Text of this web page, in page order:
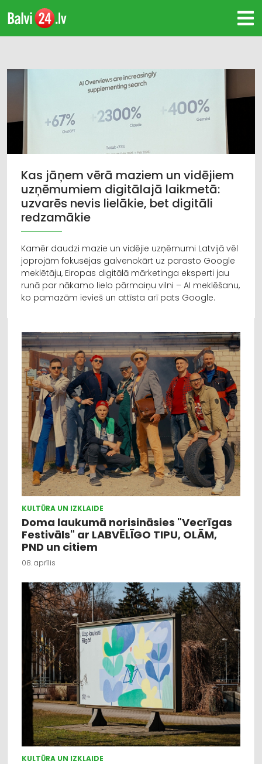
Kas jāņem vērā maziem un vidējiem
uzņēmumiem digitālajā laikmetā:
uzvarēs nevis lielākie, bet digitāli
redzamākie
Kamēr daudzi mazie un vidējie uzņēmumi Latvijā vēl
joprojām fokusējas galvenokārt uz parasto Google
meklētāju, Eiropas digitālā mārketinga eksperti jau
runā par nākamo lielo pārmaiņu vilni – AI meklēšanu,
ko pamazām ievieš un attīsta arī pats Google.
KULTŪRA UN IZKLAIDE
Doma laukumā norisināsies "Vecrīgas
Festivāls" ar LABVĒLĪGO TIPU, OLĀM,
PND un citiem
08. aprīlis
KULTŪRA UN IZKLAIDE